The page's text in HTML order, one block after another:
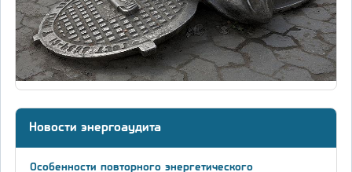
Новости энергоаудита
Особенности повторного энергетического